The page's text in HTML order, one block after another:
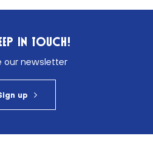
IN TOUCH!
our newsletter
up